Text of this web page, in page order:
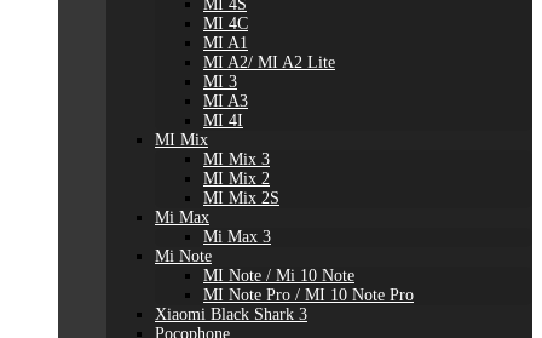
MI 4S
MI 4C
MI A1
MI A2/ MI A2 Lite
MI 3
MI A3
MI 4I
MI Mix
MI Mix 3
MI Mix 2
MI Mix 2S
Mi Max
Mi Max 3
Mi Note
MI Note / Mi 10 Note
MI Note Pro / MI 10 Note Pro
Xiaomi Black Shark 3
Pocophone